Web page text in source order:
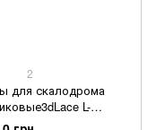
2
для скалодрома
L-
5 штук